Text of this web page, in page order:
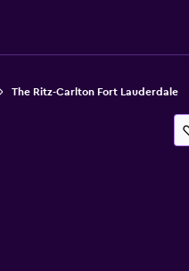
The Ritz-Carlton Fort Lauderdale